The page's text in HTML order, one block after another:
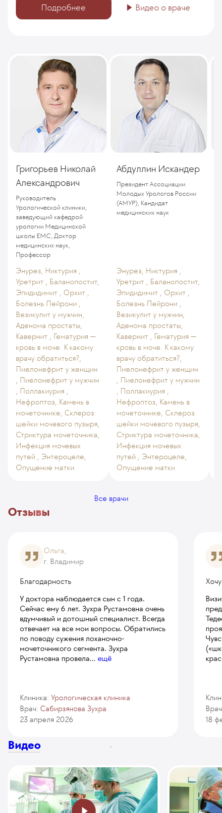
Григорьев Николай
Александрович
Руководитель
Урологической клиники,
заведующий кафедрой
урологии Медицинской
школы ЕМС, Доктор
медицинских наук,
Профессор
Энурез, Никтурия ,
Уретрит , Баланопостит,
Эпидидимит , Орхит ,
Болезнь Пейрони ,
Везикулит у мужчин,
Аденома простаты,
Кавернит , Гематурия —
кровь в моче. К какому
врачу обратиться?,
Пиелонефрит у женщин
, Пиелонефрит у мужчин
, Поллакиурия ,
Нефроптоз, Камень в
мочеточнике, Склероз
шейки мочевого пузыря,
Стриктура мочеточника,
Инфекция мочевых
путей , Энтероцеле,
Опущение матки
Абдуллин Искандер
Президент Ассоциации
Молодых Урологов России
(АМУР), Кандидат
медицинских наук
Энурез, Никтурия ,
Уретрит , Баланопостит,
Эпидидимит , Орхит ,
Болезнь Пейрони ,
Везикулит у мужчин,
Аденома простаты,
Кавернит , Гематурия —
кровь в моче. К какому
врачу обратиться?,
Пиелонефрит у женщин
, Пиелонефрит у мужчин
, Поллакиурия ,
Нефроптоз, Камень в
мочеточнике, Склероз
шейки мочевого пузыря,
Стриктура мочеточника,
Инфекция мочевых
путей , Энтероцеле,
Опущение матки
Все врачи
Подробнее Видео о враче
Отзывы
Ольга,
г. Владимир
Благодарность
У доктора наблюдается сын с 1 года.
Сейчас ему 6 лет. Зухра Рустамовна очень
вдумчивый и дотошный специалист. Всегда
отвечает на все мои вопросы. Обратились
по поводу сужения лоханочно-
мочеточникого сегмента. Зухра
Рустамовна провела... ещё
Клиника: Урологическая клиника
Врач: Сабирзянова Зухра
23 апреля 2026
18
Видео